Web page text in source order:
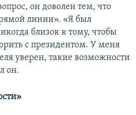
он доволен тем, что
линии». «Я был
близок к тому, чтобы
с президентом. У меня
уверен, такие возможности
он.